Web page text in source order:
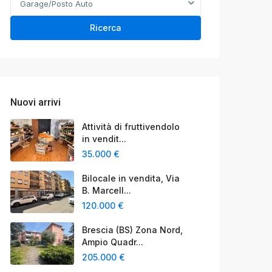
Garage/Posto Auto
Ricerca
Nuovi arrivi
Attività di fruttivendolo
in vendit...
35.000 €
Bilocale in vendita, Via
B. Marcell...
120.000 €
Brescia (BS) Zona Nord,
Ampio Quadr...
205.000 €